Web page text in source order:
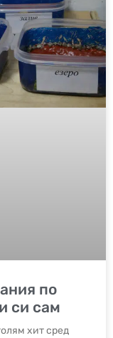
по
си сам
хит сред